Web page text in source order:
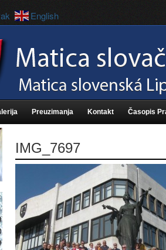
Preuzimanja Kontakt Časopis
IMG_7697
English